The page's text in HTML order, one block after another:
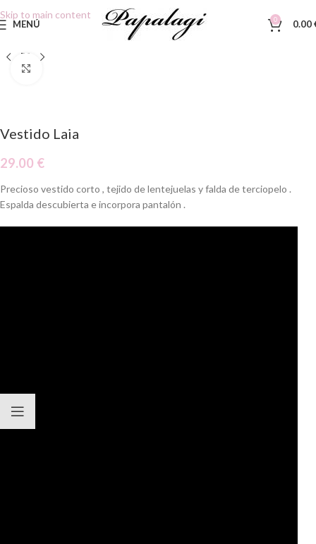
Skip to main content
MENÚ 0 0.00
Vestido Laia
29.00 €
Precioso vestido corto , tejido de lentejuelas y falda de terciopelo .
Espalda descubierta e incorpora pantalón .